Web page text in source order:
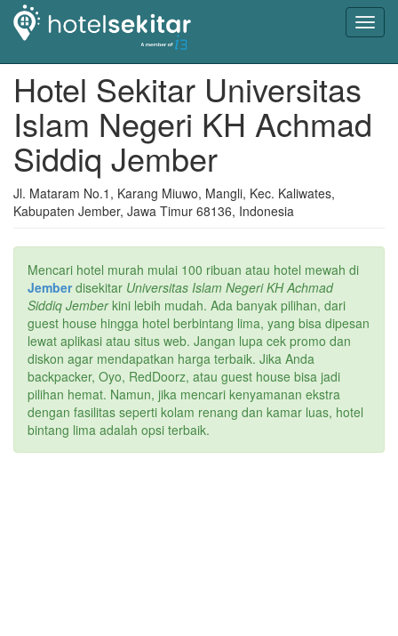
Hotel Sekitar Universitas
Islam Negeri KH Achmad
Siddiq Jember
Jl. Mataram No.1, Karang Miuwo, Mangli, Kec. Kaliwates,
Kabupaten Jember, Jawa Timur 68136, Indonesia
Mencari hotel murah mulai 100 ribuan atau hotel mewah di
Jemberdisekitar Universitas Islam Negeri KH Achmad
Siddiq Jemberkini lebih mudah. Ada banyak pilihan, dari
guest house hingga hotel berbintang lima, yang bisa dipesan
lewat aplikasi atau situs web. Jangan lupa cek promo dan
diskon agar mendapatkan harga terbaik. Jika Anda
backpacker, Oyo, RedDoorz, atau guest house bisa jadi
pilihan hemat. Namun, jika mencari kenyamanan ekstra
dengan fasilitas seperti kolam renang dan kamar luas, hotel
bintang lima adalah opsi terbaik.